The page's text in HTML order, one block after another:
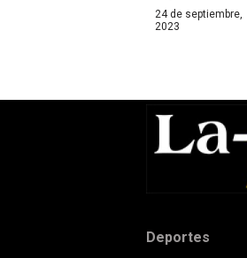
24 de septiembre,
2023
Deportes